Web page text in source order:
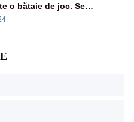
o bătaie de joc. Se
de prost”